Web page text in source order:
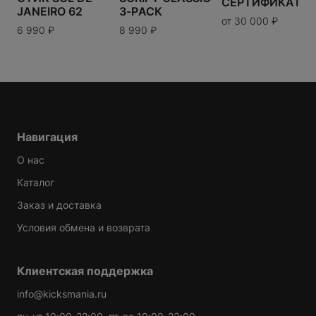
JANEIRO 62
6 990 ₽
3-PАСК
8 990 ₽
от 30 000 ₽
Навигация
О нас
Каталог
Заказ и доставка
Условия обмена и возврата
Клиентская поддержка
info@kicksmania.ru